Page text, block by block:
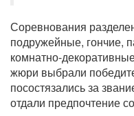
Соревнования
подружейные, гончие,
комнатно-
жюри выбрали
посостязались за
отдали предпочтение